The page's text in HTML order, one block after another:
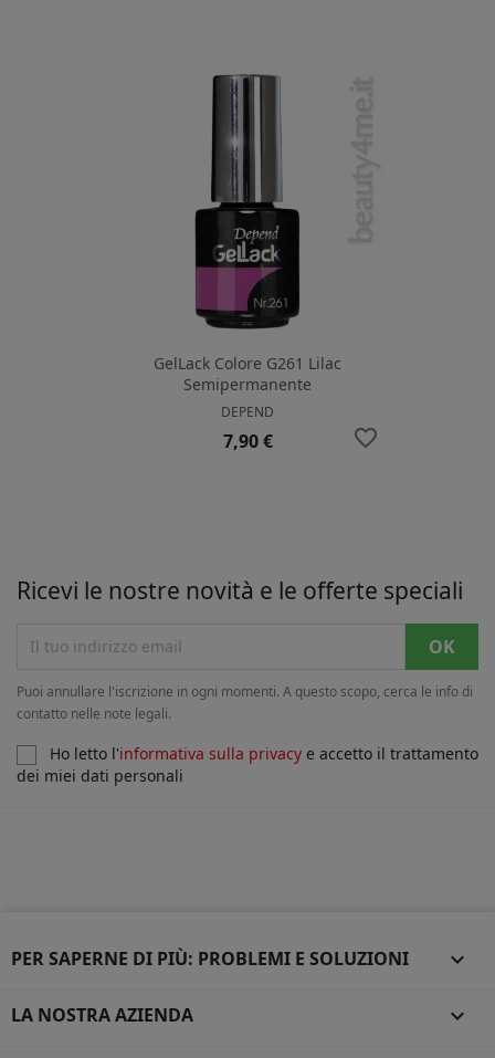
GelLack Colore G261 Lilac
Semipermanente
DEPEND
Prezzo
7,90 € favorite_border
Ricevi le nostre novità e le offerte speciali
Puoi annullare l'iscrizione in ogni momenti. A questo scopo, cerca le info di
contatto nelle note legali.
Ho letto l'informativa sulla privacy e accetto il trattamento
dei miei dati personali
PER SAPERNE DI PIÙ: PROBLEMI E SOLUZIONI 
LA NOSTRA AZIENDA 